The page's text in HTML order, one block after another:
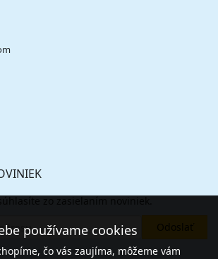
používame cookies
čo vás zaujíma, môžeme vám